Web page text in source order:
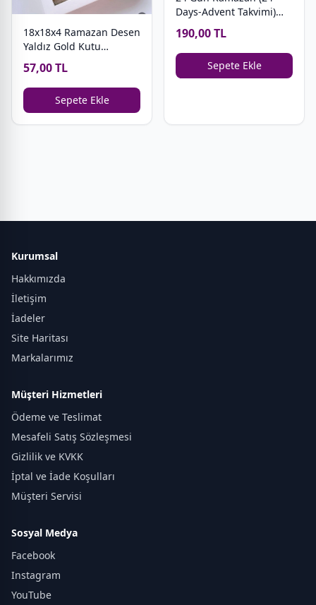
18x18x4 Ramazan Desen
Yaldız Gold Kutu
(Hurma-Kurabiye
Kutusu)
57,00 TL
Sepete Ekle
Days-Advent Takvimi)
Çikolata-Bonbon-
Kurabiye-Hurma Kutusu
190,00 TL
Sepete Ekle
Kurumsal
Hakkımızda
İletişim
İadeler
Site Haritası
Markalarımız
Müşteri Hizmetleri
Ödeme ve Teslimat
Mesafeli Satış Sözleşmesi
Gizlilik ve KVKK
İptal ve İade Koşulları
Müşteri Servisi
Sosyal Medya
Facebook
Instagram
YouTube